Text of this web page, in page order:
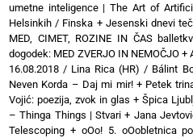
umetne inteligence | The Art of
Helsinkih / Finska + Jesenski dnevi
MED, CIMET, ROZINE IN ČAS
dogodek: MED ZVERJO IN NEMOČJO +
16.08.2018 / Lina Rica (HR) / Bálint
Neven Korda – Daj mi mir!+ Petek
Vojić: poezija, zvok in glas + Špica
– Thinga Things | Stvari + Jana
Telescoping + oOo! 5. oOobletnica